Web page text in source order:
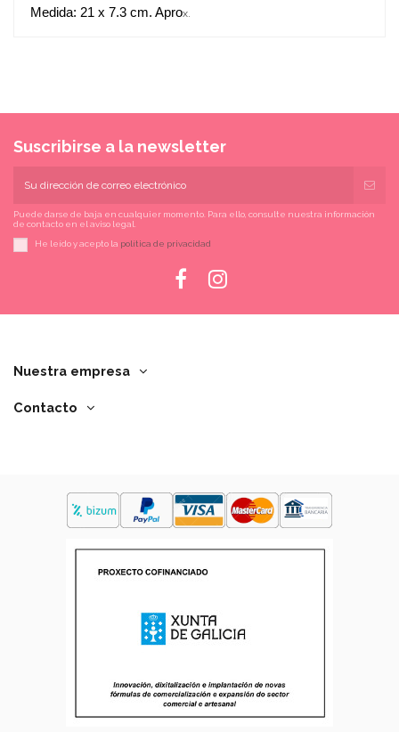
Medida: 21 x 7.3 cm. Aprox.
Suscribirse a la newsletter
Puede darse de baja en cualquier momento. Para ello, consulte nuestra información
de contacto en el aviso legal.
He leído y acepto la política de privacidad
Nuestra empresa
Contacto